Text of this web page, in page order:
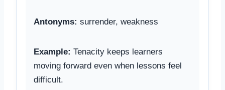
Antonyms: surrender, weakness
Example: Tenacity keeps learners
moving forward even when lessons feel
difficult.